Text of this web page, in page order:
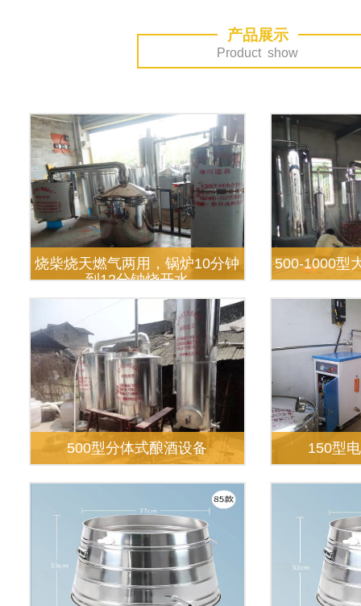
产品展示
Product show
烧柴烧天燃气两用，锅炉10分钟
到12分钟烧开水
500-1000型
500型分体式酿酒设备 150型